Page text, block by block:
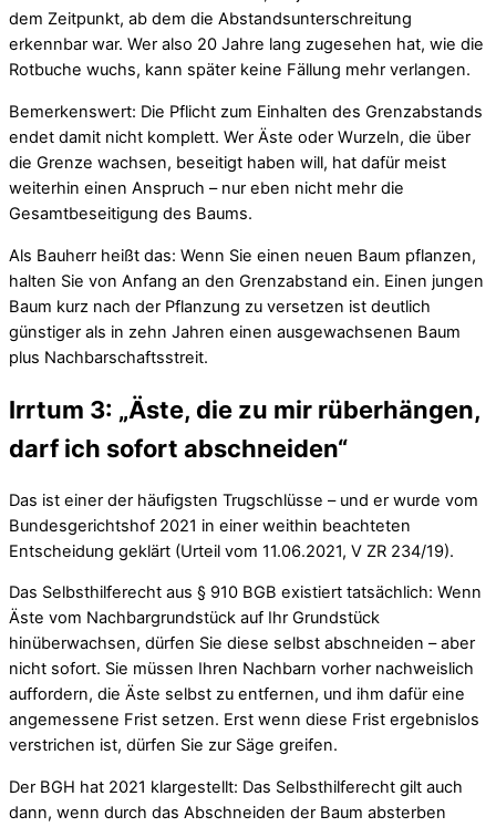
dem Zeitpunkt, ab dem die Abstandsunterschreitung
erkennbar war. Wer also 20 Jahre lang zugesehen hat, wie die
Rotbuche wuchs, kann später keine Fällung mehr verlangen.
Bemerkenswert: Die Pflicht zum Einhalten des Grenzabstands
endet damit nicht komplett. Wer Äste oder Wurzeln, die über
die Grenze wachsen, beseitigt haben will, hat dafür meist
weiterhin einen Anspruch – nur eben nicht mehr die
Gesamtbeseitigung des Baums.
Als Bauherr heißt das: Wenn Sie einen neuen Baum pflanzen,
halten Sie von Anfang an den Grenzabstand ein. Einen jungen
Baum kurz nach der Pflanzung zu versetzen ist deutlich
günstiger als in zehn Jahren einen ausgewachsenen Baum
plus Nachbarschaftsstreit.
Irrtum 3: „Äste, die zu mir rüberhängen,
darf ich sofort abschneiden“
Das ist einer der häufigsten Trugschlüsse – und er wurde vom
Bundesgerichtshof 2021 in einer weithin beachteten
Entscheidung geklärt (Urteil vom 11.06.2021, V ZR 234/19).
Das Selbsthilferecht aus § 910 BGB existiert tatsächlich: Wenn
Äste vom Nachbargrundstück auf Ihr Grundstück
hinüberwachsen, dürfen Sie diese selbst abschneiden – aber
nicht sofort. Sie müssen Ihren Nachbarn vorher nachweislich
auffordern, die Äste selbst zu entfernen, und ihm dafür eine
angemessene Frist setzen. Erst wenn diese Frist ergebnislos
verstrichen ist, dürfen Sie zur Säge greifen.
Der BGH hat 2021 klargestellt: Das Selbsthilferecht gilt auch
dann, wenn durch das Abschneiden der Baum absterben